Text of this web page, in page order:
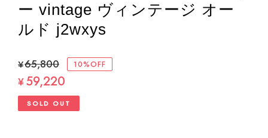
ー vintage ヴィンテージ オー
ルド j2wxys
¥65,800 10%OFF
¥59,220
SOLD OUT